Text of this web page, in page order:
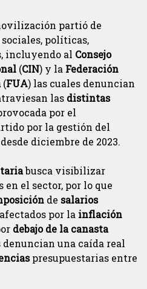
partió de
políticas,
incluyendo al Consejo
(CIN) y la Federación
(FUA) las cuales denuncian
las distintas
por el
por la gestión del
desde diciembre de 2023.
busca visibilizar
en el sector, por lo que
de salarios
por la inflación
debajo de la canasta
una caída real
presupuestarias entre